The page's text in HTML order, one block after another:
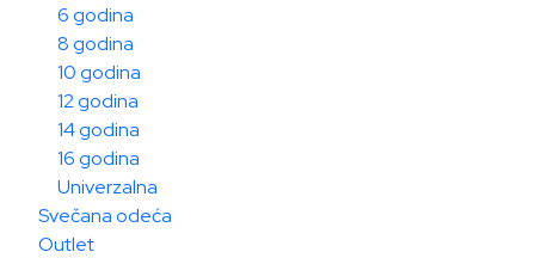
6 godina
8 godina
10 godina
12 godina
14 godina
16 godina
Univerzalna
Svečana odeća
Outlet